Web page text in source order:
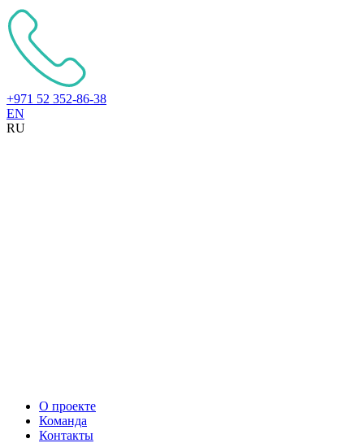
+971 52 352-86-38
EN
RU
О проекте
Команда
Контакты